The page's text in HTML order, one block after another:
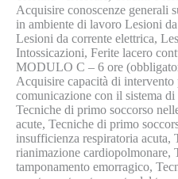
Acquisire conoscenze generali
in ambiente di lavoro Lesioni
Lesioni da corrente elettrica,
Intossicazioni, Ferite lacero
MODULO C – 6 ore
Acquisire capacità di intervento
comunicazione con il sistema
Tecniche di primo soccorso
acute, Tecniche di primo
insufficienza respiratoria acuta,
rianimazione cardiopolmonare,
tamponamento emorragico,